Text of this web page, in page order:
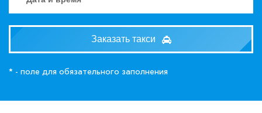
Заказать такси
* - поле для обязательного заполнения